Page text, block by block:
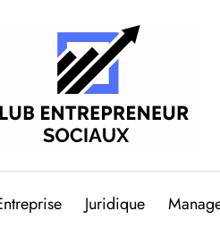
Juridique